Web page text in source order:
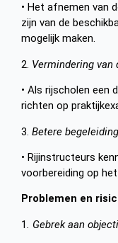
• Het afnemen van
zijn van de
mogelijk maken.
2. Vermindering van
• Als rijscholen een
richten op
3. Betere
• Rijinstructeurs
voorbereiding op
Problemen en
1. Gebrek aan